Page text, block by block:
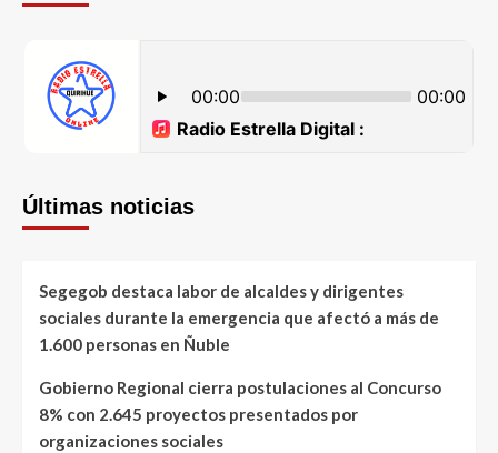
Últimas noticias
Segegob destaca labor de alcaldes y dirigentes
sociales durante la emergencia que afectó a más de
1.600 personas en Ñuble
Gobierno Regional cierra postulaciones al Concurso
8% con 2.645 proyectos presentados por
organizaciones sociales